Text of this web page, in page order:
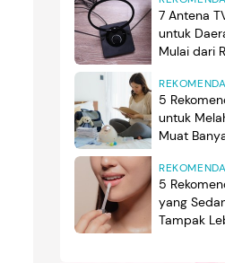
7 Antena
untuk
Mulai dari
5
untuk
Muat
5
yang
Tampak